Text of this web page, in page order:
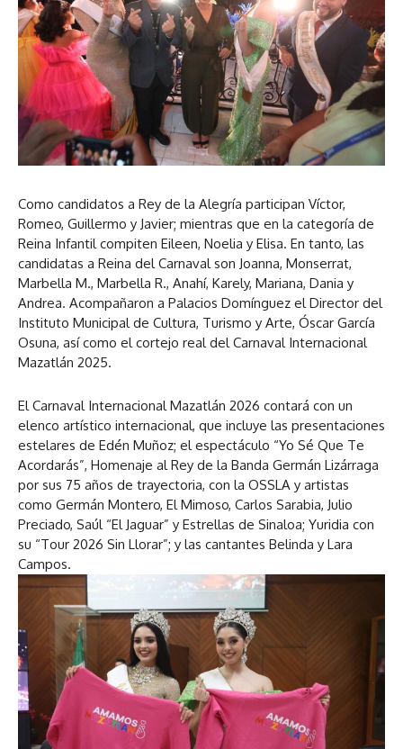
Como candidatos a Rey de la Alegría participan Víctor,
Romeo, Guillermo y Javier; mientras que en la categoría de
Reina Infantil compiten Eileen, Noelia y Elisa. En tanto, las
candidatas a Reina del Carnaval son Joanna, Monserrat,
Marbella M., Marbella R., Anahí, Karely, Mariana, Dania y
Andrea. Acompañaron a Palacios Domínguez el Director del
Instituto Municipal de Cultura, Turismo y Arte, Óscar García
Osuna, así como el cortejo real del Carnaval Internacional
Mazatlán 2025.
El Carnaval Internacional Mazatlán 2026 contará con un
elenco artístico internacional, que incluye las presentaciones
estelares de Edén Muñoz; el espectáculo “Yo Sé Que Te
Acordarás”, Homenaje al Rey de la Banda Germán Lizárraga
por sus 75 años de trayectoria, con la OSSLA y artistas
como Germán Montero, El Mimoso, Carlos Sarabia, Julio
Preciado, Saúl “El Jaguar” y Estrellas de Sinaloa; Yuridia con
su “Tour 2026 Sin Llorar”; y las cantantes Belinda y Lara
Campos.